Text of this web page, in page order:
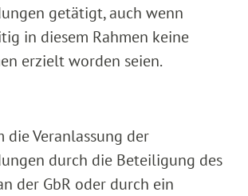
getätigt, auch wenn
in diesem Rahmen keine
erzielt worden seien.
die Veranlassung der
durch die Beteiligung des
der GbR oder durch ein